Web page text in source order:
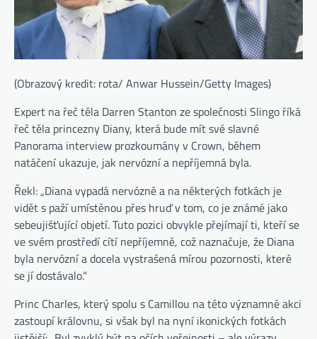
(Obrazový kredit: rota/ Anwar Hussein/Getty Images)
Expert na řeč těla Darren Stanton ze společnosti Slingo(otevře
říká
řeč těla princezny Diany, která bude mít své slavné
Panorama interview prozkoumány v Crown, během
natáčení ukazuje, jak nervózní a nepříjemná byla.
Řekl: „Diana vypadá nervózně a na některých fotkách je
vidět s paží umístěnou přes hruď v tom, co je známé jako
sebeujišťující objetí. Tuto pozici obvykle přejímají ti, kteří se
ve svém prostředí cítí nepříjemně, což naznačuje, že Diana
byla nervózní a docela vystrašená mírou pozornosti, které
se jí dostávalo.“
Princ Charles, který spolu s Camillou na této významné akci
zastoupí královnu, si však byl na nyní ikonických fotkách